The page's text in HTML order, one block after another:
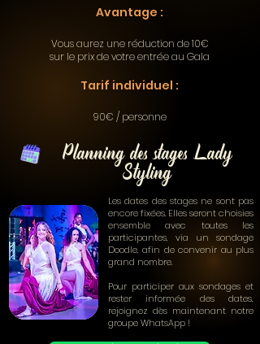
Avantage :
Vous aurez une réduction de 10€
sur le prix de votre entrée au Gala
Tarif individuel :
90€ / personne
Planning des stages Lady
Styling
Les dates des stages ne sont pas
encore fixées. Elles seront choisies
ensemble avec toutes les
participantes, via un sondage
Doodle, afin de convenir au plus
grand nombre.
Pour participer aux sondages et
rester informée des dates,
rejoignez dès maintenant notre
groupe WhatsApp !